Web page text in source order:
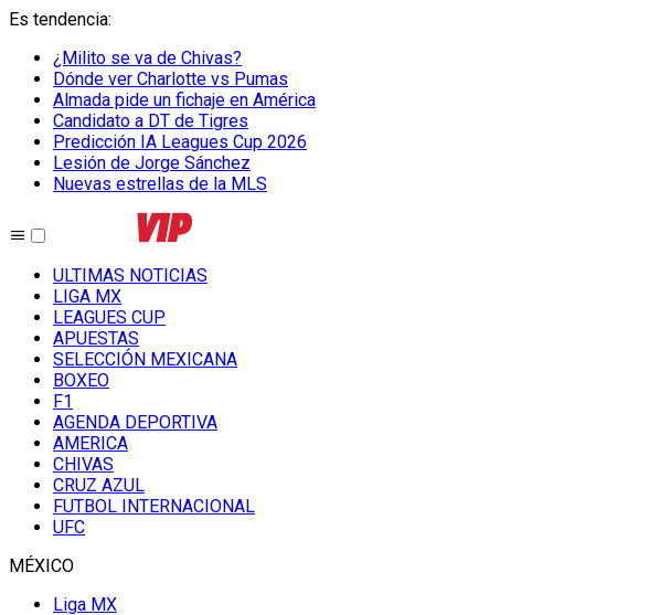
Es tendencia:
¿Milito se va de Chivas?
Dónde ver Charlotte vs Pumas
Almada pide un fichaje en América
Candidato a DT de Tigres
Predicción IA Leagues Cup 2026
Lesión de Jorge Sánchez
Nuevas estrellas de la MLS
ULTIMAS NOTICIAS
LIGA MX
LEAGUES CUP
APUESTAS
SELECCIÓN MEXICANA
BOXEO
F1
AGENDA DEPORTIVA
AMERICA
CHIVAS
CRUZ AZUL
FUTBOL INTERNACIONAL
UFC
MÉXICO
Liga MX